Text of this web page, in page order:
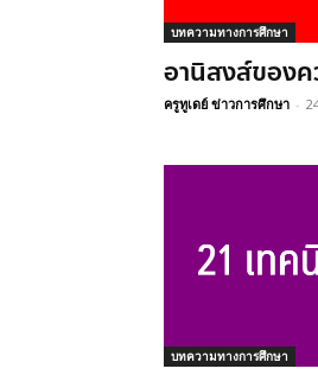
บทความทางการศึกษา
อานิสงส์ของค
ครูทูเดย์ ข่าวการศึกษา -
บทความทางการศึกษา